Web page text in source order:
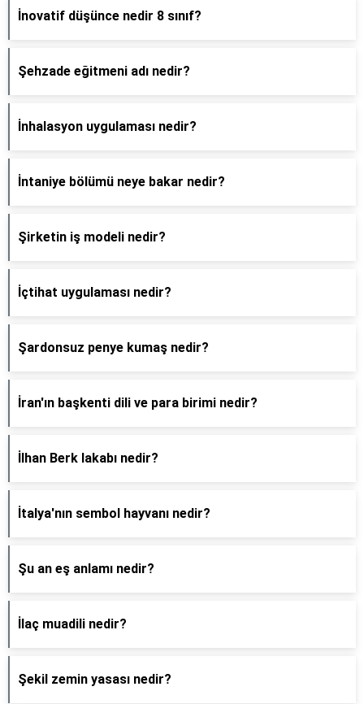
İnovatif düşünce nedir 8 sınıf?
Şehzade eğitmeni adı nedir?
İnhalasyon uygulaması nedir?
İntaniye bölümü neye bakar nedir?
Şirketin iş modeli nedir?
İçtihat uygulaması nedir?
Şardonsuz penye kumaş nedir?
İran'ın başkenti dili ve para birimi nedir?
İlhan Berk lakabı nedir?
İtalya'nın sembol hayvanı nedir?
Şu an eş anlamı nedir?
İlaç muadili nedir?
Şekil zemin yasası nedir?